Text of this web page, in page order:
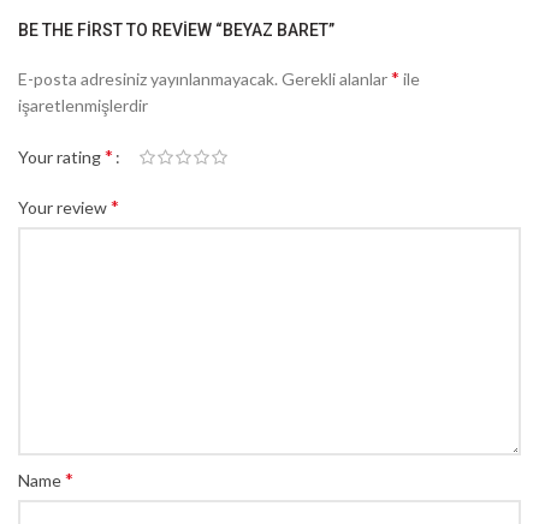
BE THE FIRST TO REVIEW “BEYAZ BARET”
E-posta adresiniz yayınlanmayacak. Gerekli alanlar* ile
işaretlenmişlerdir
Your rating*
Your review*
Name*